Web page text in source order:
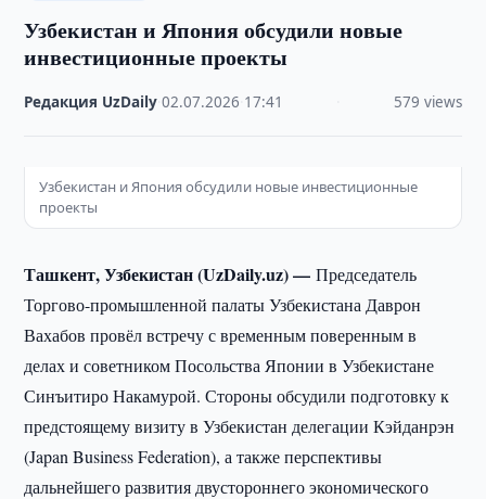
Узбекистан и Япония обсудили новые
инвестиционные проекты
Редакция UzDaily ·02.07.2026 17:41 579 views
Узбекистан и Япония обсудили новые инвестиционные
проекты
Ташкент, Узбекистан (UzDaily.uz) —Председатель
Торгово-промышленной палаты Узбекистана Даврон
Вахабов провёл встречу с временным поверенным в
делах и советником Посольства Японии в Узбекистане
Синъитиро Накамурой. Стороны обсудили подготовку к
предстоящему визиту в Узбекистан делегации Кэйданрэн
(Japan Business Federation), а также перспективы
дальнейшего развития двустороннего экономического